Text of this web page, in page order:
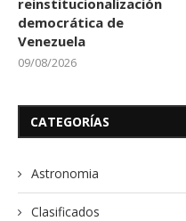
democrática de
Venezuela
09/08/2026
CATEGORÍAS
Astronomia
Clasificados